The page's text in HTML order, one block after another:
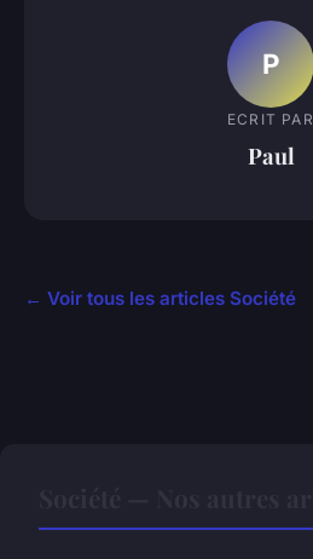
P
ECRIT PAR
Paul
← Voir tous les articles Société